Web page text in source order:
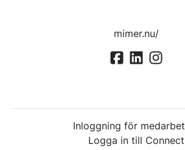
mimer.nu/
Inloggning för
Logga in till Connect